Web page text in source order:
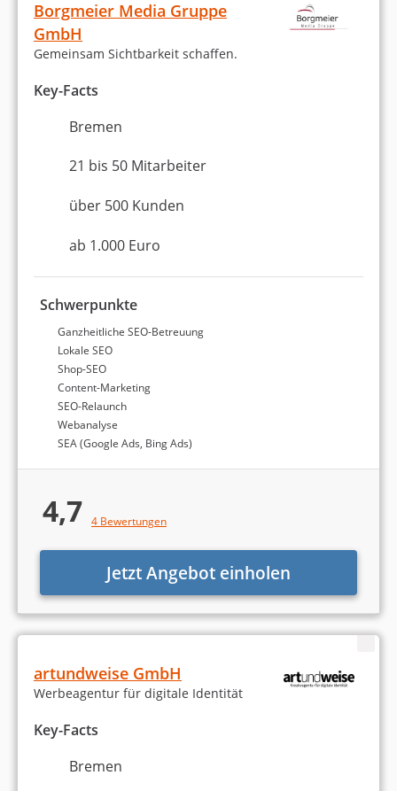
Social Media Marketing (Facebook etc.)
Webentwicklung
WordPress
Erstellung eines Online-Shops
Amazon
Content-Marketing
Werbung & Marketing
Markenaufbau und -strategie
Print-Medien
Corporate Design / Brand Design
Sonstiges
Die Berechnung des Rankings der besten SEO-
Borgmeier Media Gruppe
GmbH
Gemeinsam Sichtbarkeit schaffen.
Key-Facts
Bremen
21 bis 50 Mitarbeiter
über 500 Kunden
ab 1.000 Euro
Schwerpunkte
Ganzheitliche SEO-Betreuung
Lokale SEO
Shop-SEO
Content-Marketing
SEO-Relaunch
Webanalyse
SEA (Google Ads, Bing Ads)
4,7 4 Bewertungen
Jetzt Angebot einholen
artundweise GmbH
Werbeagentur für digitale Identität
Key-Facts
Bremen